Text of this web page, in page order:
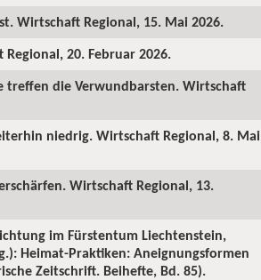
Wirtschaft Regional, 15. Mai 2026.
20. Februar 2026.
treffen die Verwundbarsten. Wirtschaft
niedrig. Wirtschaft Regional, 8. Mai
Wirtschaft Regional, 13.
im Fürstentum Liechtenstein,
Heimat-Praktiken: Aneignungsformen
Zeitschrift. Beihefte, Bd. 85).